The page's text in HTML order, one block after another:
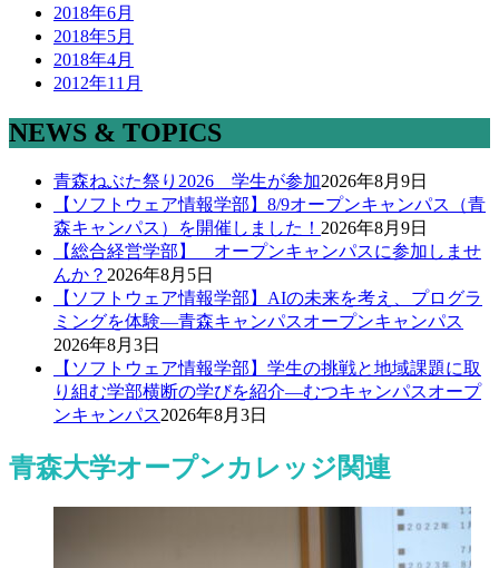
2018年6月
2018年5月
2018年4月
2012年11月
NEWS & TOPICS
青森ねぶた祭り2026 学生が参加2026年8月9日
【ソフトウェア情報学部】8/9オープンキャンパス（青
森キャンパス）を開催しました！ 2026年8月9日
【総合経営学部】 オープンキャンパスに参加しませ
んか？ 2026年8月5日
【ソフトウェア情報学部】AIの未来を考え、プログラ
ミングを体験―青森キャンパスオープンキャンパス
2026年8月3日
【ソフトウェア情報学部】学生の挑戦と地域課題に取
り組む学部横断の学びを紹介―むつキャンパスオープ
ンキャンパス2026年8月3日
青森大学オープンカレッジ関連